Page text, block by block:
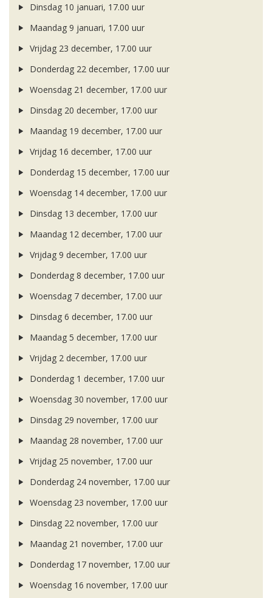
Dinsdag 10 januari, 17.00 uur
Maandag 9 januari, 17.00 uur
Vrijdag 23 december, 17.00 uur
Donderdag 22 december, 17.00 uur
Woensdag 21 december, 17.00 uur
Dinsdag 20 december, 17.00 uur
Maandag 19 december, 17.00 uur
Vrijdag 16 december, 17.00 uur
Donderdag 15 december, 17.00 uur
Woensdag 14 december, 17.00 uur
Dinsdag 13 december, 17.00 uur
Maandag 12 december, 17.00 uur
Vrijdag 9 december, 17.00 uur
Donderdag 8 december, 17.00 uur
Woensdag 7 december, 17.00 uur
Dinsdag 6 december, 17.00 uur
Maandag 5 december, 17.00 uur
Vrijdag 2 december, 17.00 uur
Donderdag 1 december, 17.00 uur
Woensdag 30 november, 17.00 uur
Dinsdag 29 november, 17.00 uur
Maandag 28 november, 17.00 uur
Vrijdag 25 november, 17.00 uur
Donderdag 24 november, 17.00 uur
Woensdag 23 november, 17.00 uur
Dinsdag 22 november, 17.00 uur
Maandag 21 november, 17.00 uur
Donderdag 17 november, 17.00 uur
Woensdag 16 november, 17.00 uur